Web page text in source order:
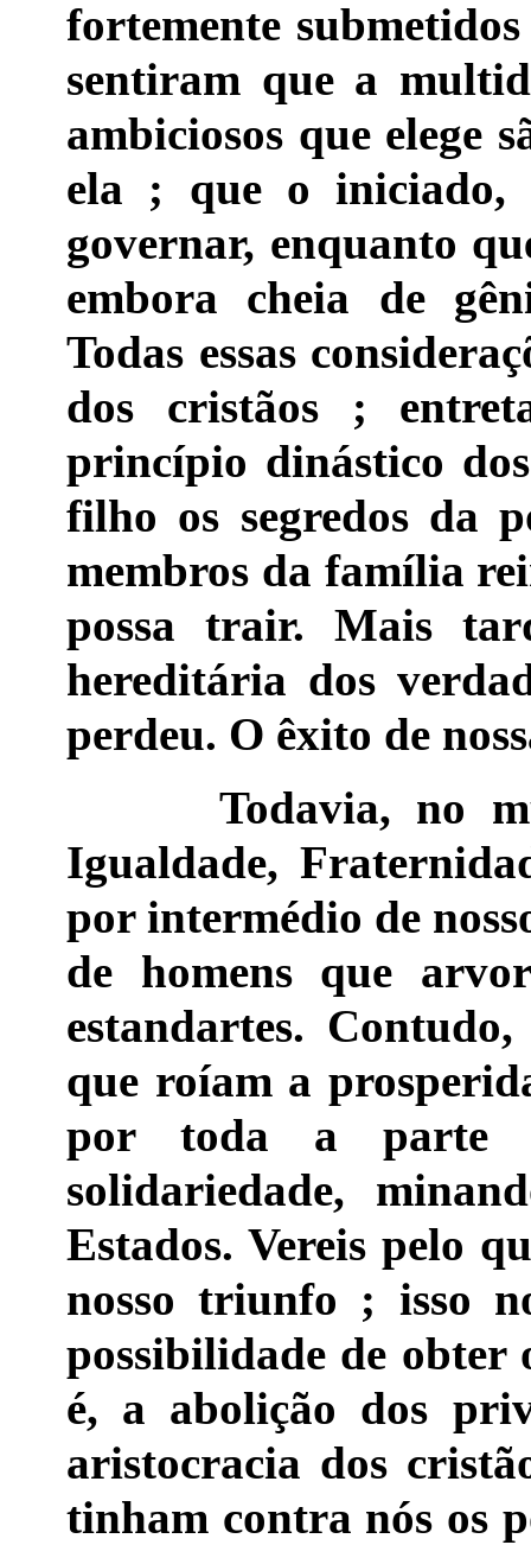
fortemente submetidos
sentiram que a
ambiciosos que elege
ela ; que o iniciado,
governar, enquanto
embora cheia de
Todas essas
dos cristãos ;
princípio dinástico
filho os segredos da
membros da família
possa trair. Mais
hereditária dos
perdeu. O êxito de
Todavia, no
Igualdade,
por intermédio de
de homens que
estandartes.
que roíam a
por toda a parte
solidariedade,
Estados. Vereis pelo
nosso triunfo ; isso
possibilidade de
é, a abolição dos
aristocracia dos
tinham contra nós os